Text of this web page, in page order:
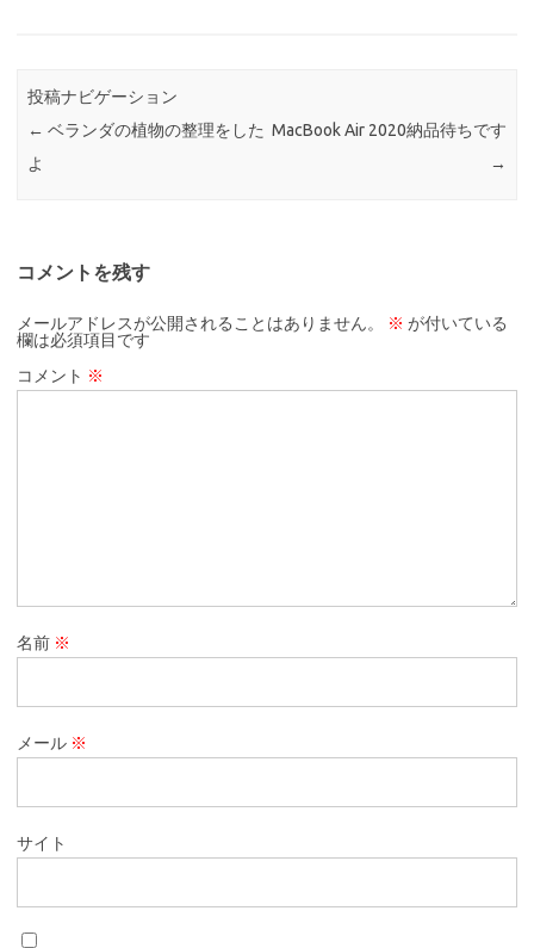
投稿ナビゲーション
← ベランダの植物の整理をした
よ
MacBook Air 2020納品待ちです
→
コメントを残す
メールアドレスが公開されることはありません。 ※ が付いている
欄は必須項目です
コメント ※
名前 ※
メール ※
サイト